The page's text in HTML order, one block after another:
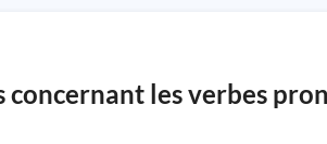
concernant les verbes